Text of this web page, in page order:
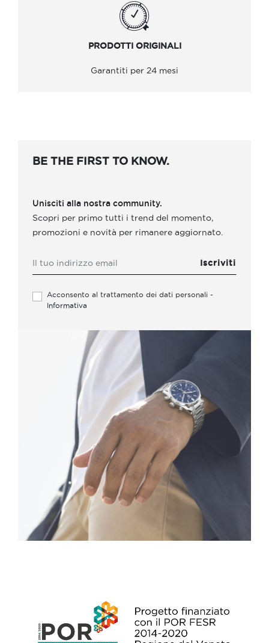
PRODOTTI ORIGINALI
Garantiti per 24 mesi
BE THE FIRST TO KNOW.
Unisciti alla nostra community.
Scopri per primo tutti i trend del momento,
promozioni e novità per rimanere aggiornato.
Acconsento al trattamento dei dati personali -
Informativa